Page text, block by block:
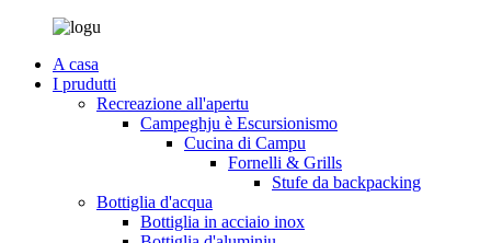
A casa
I prudutti
Recreazione all'apertu
Campeghju è Escursionismo
Cucina di Campu
Fornelli & Grills
Stufe da backpacking
Bottiglia d'acqua
Bottiglia in acciaio inox